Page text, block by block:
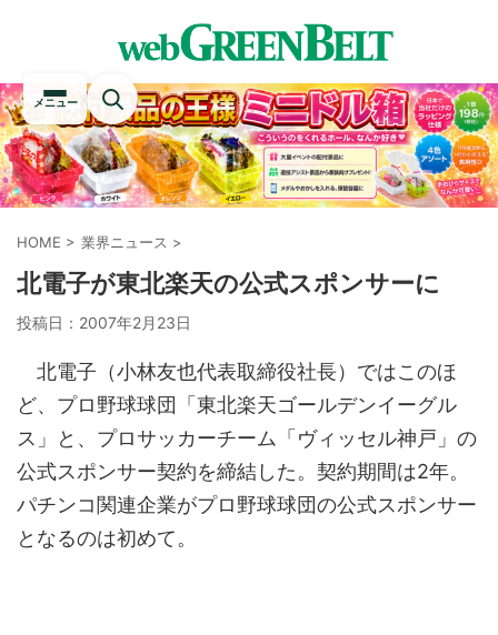
メニュー
HOME > 業界ニュース >
北電子が東北楽天の公式スポンサーに
投稿日： 2007年2月23日
北電子（小林友也代表取締役社長）ではこのほ
ど、プロ野球球団「東北楽天ゴールデンイーグル
ス」と、プロサッカーチーム「ヴィッセル神戸」の
公式スポンサー契約を締結した。契約期間は2年。
パチンコ関連企業がプロ野球球団の公式スポンサー
となるのは初めて。